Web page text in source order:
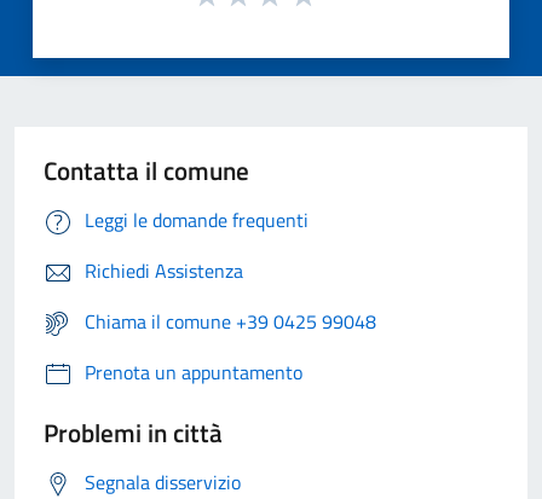
Contatta il comune
Leggi le domande frequenti
Richiedi Assistenza
Chiama il comune +39 0425 99048
Prenota un appuntamento
Problemi in città
Segnala disservizio